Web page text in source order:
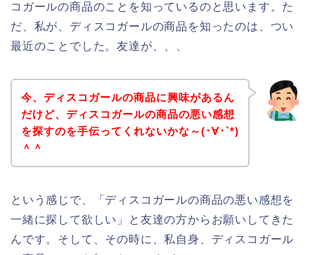
コガールの商品のことを知っているのと思います。た
だ、私が、ディスコガールの商品を知ったのは、つい
最近のことでした。友達が、、、
今、ディスコガールの商品に興味があるん
だけど、ディスコガールの商品の悪い感想
を探すのを手伝ってくれないかな～(･∀･`*)
＾＾
という感じで、「ディスコガールの商品の悪い感想を
一緒に探して欲しい」と友達の方からお願いしてきた
んです。そして、その時に、私自身、ディスコガール